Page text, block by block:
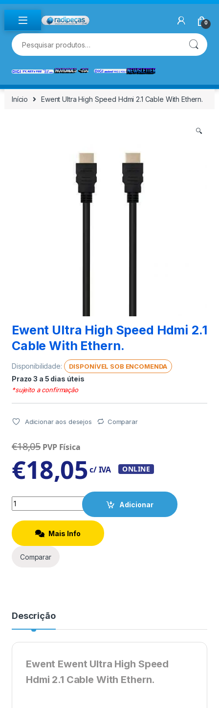
Skip to navigation
Skip to content
0
Pesquisar por:
Início Ewent Ultra High Speed Hdmi 2.1 Cable With Ethern.
🔍
Ewent Ultra High Speed Hdmi 2.1
Cable With Ethern.
Disponibilidade: DISPONÍVEL SOB ENCOMENDA
Prazo 3 a 5 dias úteis
*sujeito a confirmação
Adicionar aos desejos Comparar
€18,05 PVP Física
€18,05c/ IVA ONLINE
Quantity
Adicionar
Mais Info
Comparar
Descrição
Ewent Ewent Ultra High Speed
Hdmi 2.1 Cable With Ethern.